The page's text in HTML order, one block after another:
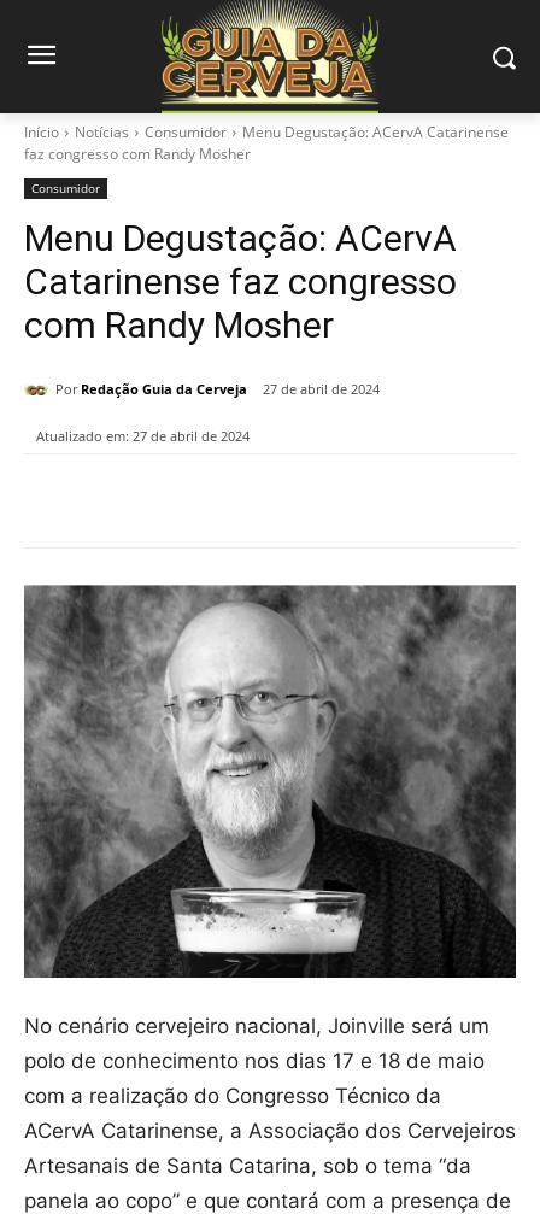
Início Notícias Consumidor
Menu Degustação: ACervA Catarinense
faz congresso com Randy Mosher
Consumidor
Menu Degustação: ACervA
Catarinense faz congresso
com Randy Mosher
Por Redação Guia da Cerveja 27 de abril de 2024
Atualizado em: 27 de abril de 2024
No cenário cervejeiro nacional, Joinville será um
polo de conhecimento nos dias 17 e 18 de maio
com a realização do Congresso Técnico da
ACervA Catarinense, a Associação dos Cervejeiros
Artesanais de Santa Catarina, sob o tema “da
panela ao copo” e que contará com a presença de